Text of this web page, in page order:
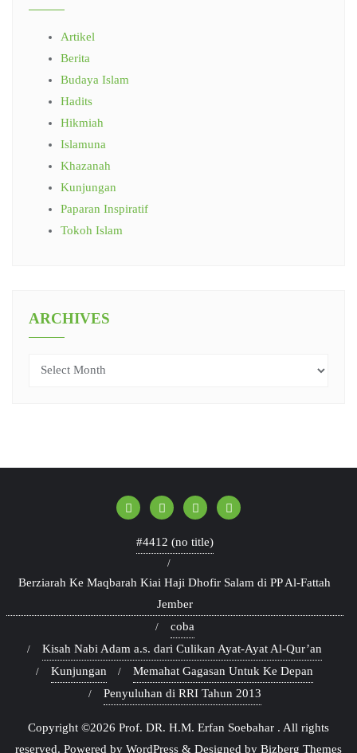
Artikel
Berita
Budaya Islam
Hadits
Hikmiah
Islamuna
Khazanah
Kunjungan
Paparan Inspiratif
Tokoh Islam
ARCHIVES
Archives
#4412 (no title)
Berziarah Ke Maqbarah Kiai Haji Dhofir Salam di PP Al-Fattah
Jember
coba
Kisah Nabi Adam a.s. dari Culikan Ayat-Ayat Al-Qur’an
Kunjungan
Memahat Gagasan Untuk Ke Depan
Penyuluhan di RRI Tahun 2013
Copyright ©2026 Prof. DR. H.M. Erfan Soebahar . All rights
reserved. Powered by WordPress & Designed by Bizberg Themes